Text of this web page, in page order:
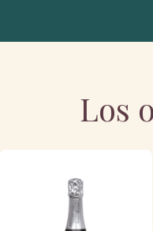
Los